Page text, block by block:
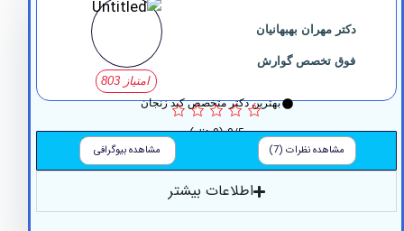
دکتر مهران بهبهانیان
فوق تخصص گوارش
بهترین دکتر متخصص کبد زنجان
0/5 (0 نظر)
مشاهده نظرات (7) مشاهده بیوگرافی
اطلاعات بیشتر